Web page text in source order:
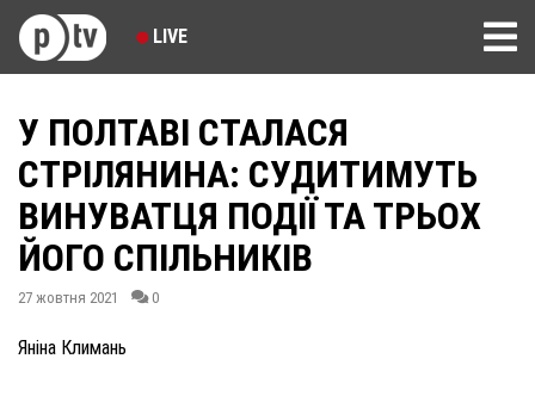
LIVE
У ПОЛТАВІ СТАЛАСЯ
СТРІЛЯНИНА: СУДИТИМУТЬ
ВИНУВАТЦЯ ПОДІЇ ТА ТРЬОХ
ЙОГО СПІЛЬНИКІВ
27 жовтня 2021 0
Яніна Климань